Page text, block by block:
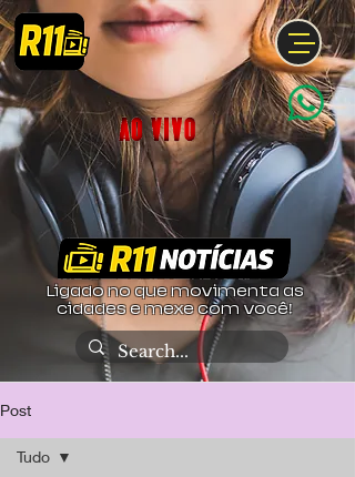
Ligado no que movimenta as
cidades e mexe com você!
Post
Tudo